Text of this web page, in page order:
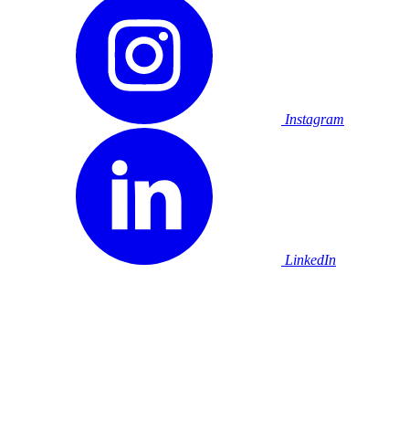
Instagram
LinkedIn